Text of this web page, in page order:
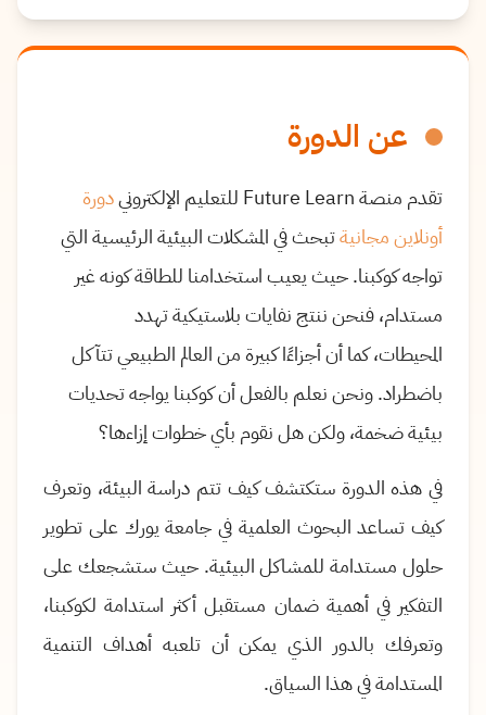
عن الدورة
تقدم منصة Future Learn للتعليم الإلكتروني
دورة
أونلاين مجانيةتبحث في المشكلات البيئية الرئيسية التي
تواجه كوكبنا. حيث يعيب استخدامنا للطاقة كونه غير
مستدام، فنحن ننتج نفايات بلاستيكية تهدد
المحيطات، كما أن أجزاءًا كبيرة من العالم الطبيعي تتآكل
باضطراد. ونحن نعلم بالفعل أن كوكبنا يواجه تحديات
بيئية ضخمة، ولكن هل نقوم بأي خطوات إزاءها؟
في هذه الدورة ستكتشف كيف تتم دراسة البيئة، وتعرف
كيف تساعد البحوث العلمية في جامعة يورك على تطوير
حلول مستدامة للمشاكل البيئية. حيث ستشجعك على
التفكير في أهمية ضمان مستقبل أكثر استدامة لكوكبنا،
وتعرفك بالدور الذي يمكن أن تلعبه أهداف التنمية
المستدامة في هذا السياق.